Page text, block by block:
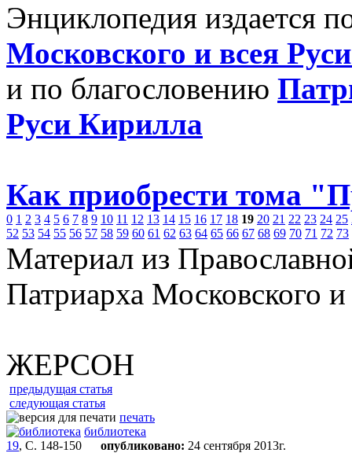
Энциклопедия издается
Московского и всея
и по благословению
Руси Кирилла
Как приобрести тома
0 1 2 3 4 5 6 7 8 9 10 11 12 13 14 15 16 17 18 19 20 21 22 23 24 25
52 53 54 55 56 57 58 59 60 61 62 63 64 65 66 67 68 69 70 71 72 73
Материал из
Патриарха Московского
ЖЕРСОН
предыдущая статья
следующая статья
печать
библиотека
19, С. 148-150 опубликовано: 24 сентября 2013г.